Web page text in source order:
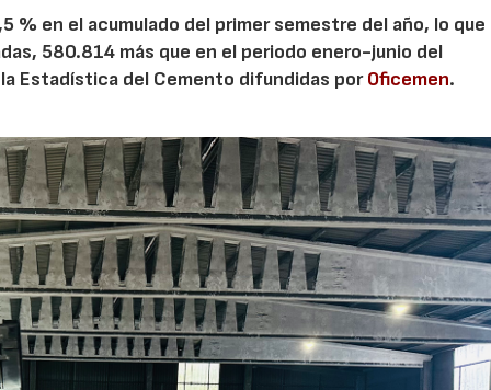
% en el acumulado del primer semestre del año, lo que
580.814 más que en el periodo enero-junio del
Estadística del Cemento difundidas porOficemen.